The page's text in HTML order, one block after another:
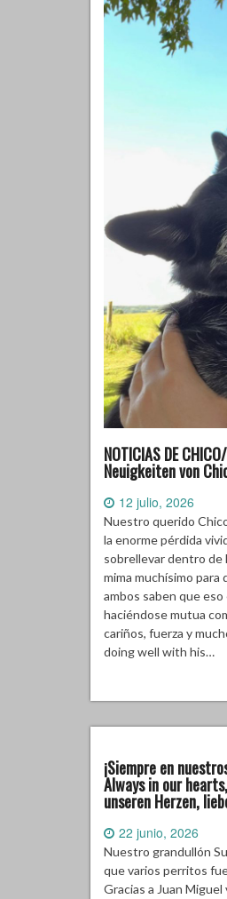
NOTICIAS DE
Neuigkeiten von
12 julio, 2026
Nuestro querido
la enorme pérdida
sobrellevar dentro de
mima muchísimo
ambos saben que
haciéndose mutua
cariños, fuerza y
doing well with his…
¡Siempre en
Always in our
unseren Herzen,
22 junio, 2026
Nuestro grandullón
que varios perritos
Gracias a Juan